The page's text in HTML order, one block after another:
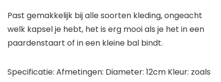
Past gemakkelijk bij alle soorten kleding, ongeacht
welk kapsel je hebt, het is erg mooi als je het in een
paardenstaart of in een kleine bal bindt.
Specificatie: Afmetingen: Diameter: 12cm Kleur: zoals